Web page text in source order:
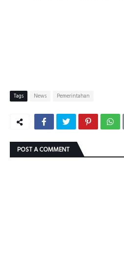
Tags News Pemerintahan
POST A COMMENT